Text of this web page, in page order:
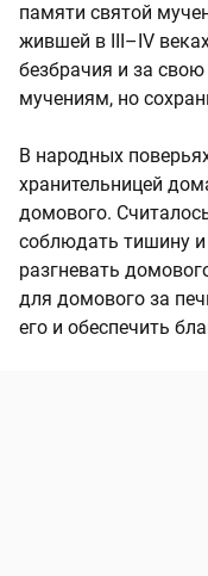
памяти святой
жившей в III–IV
безбрачия и за
мучениям, но
В народных
хранительницей
домового.
соблюдать тишину
разгневать
для домового за
его и обеспечить